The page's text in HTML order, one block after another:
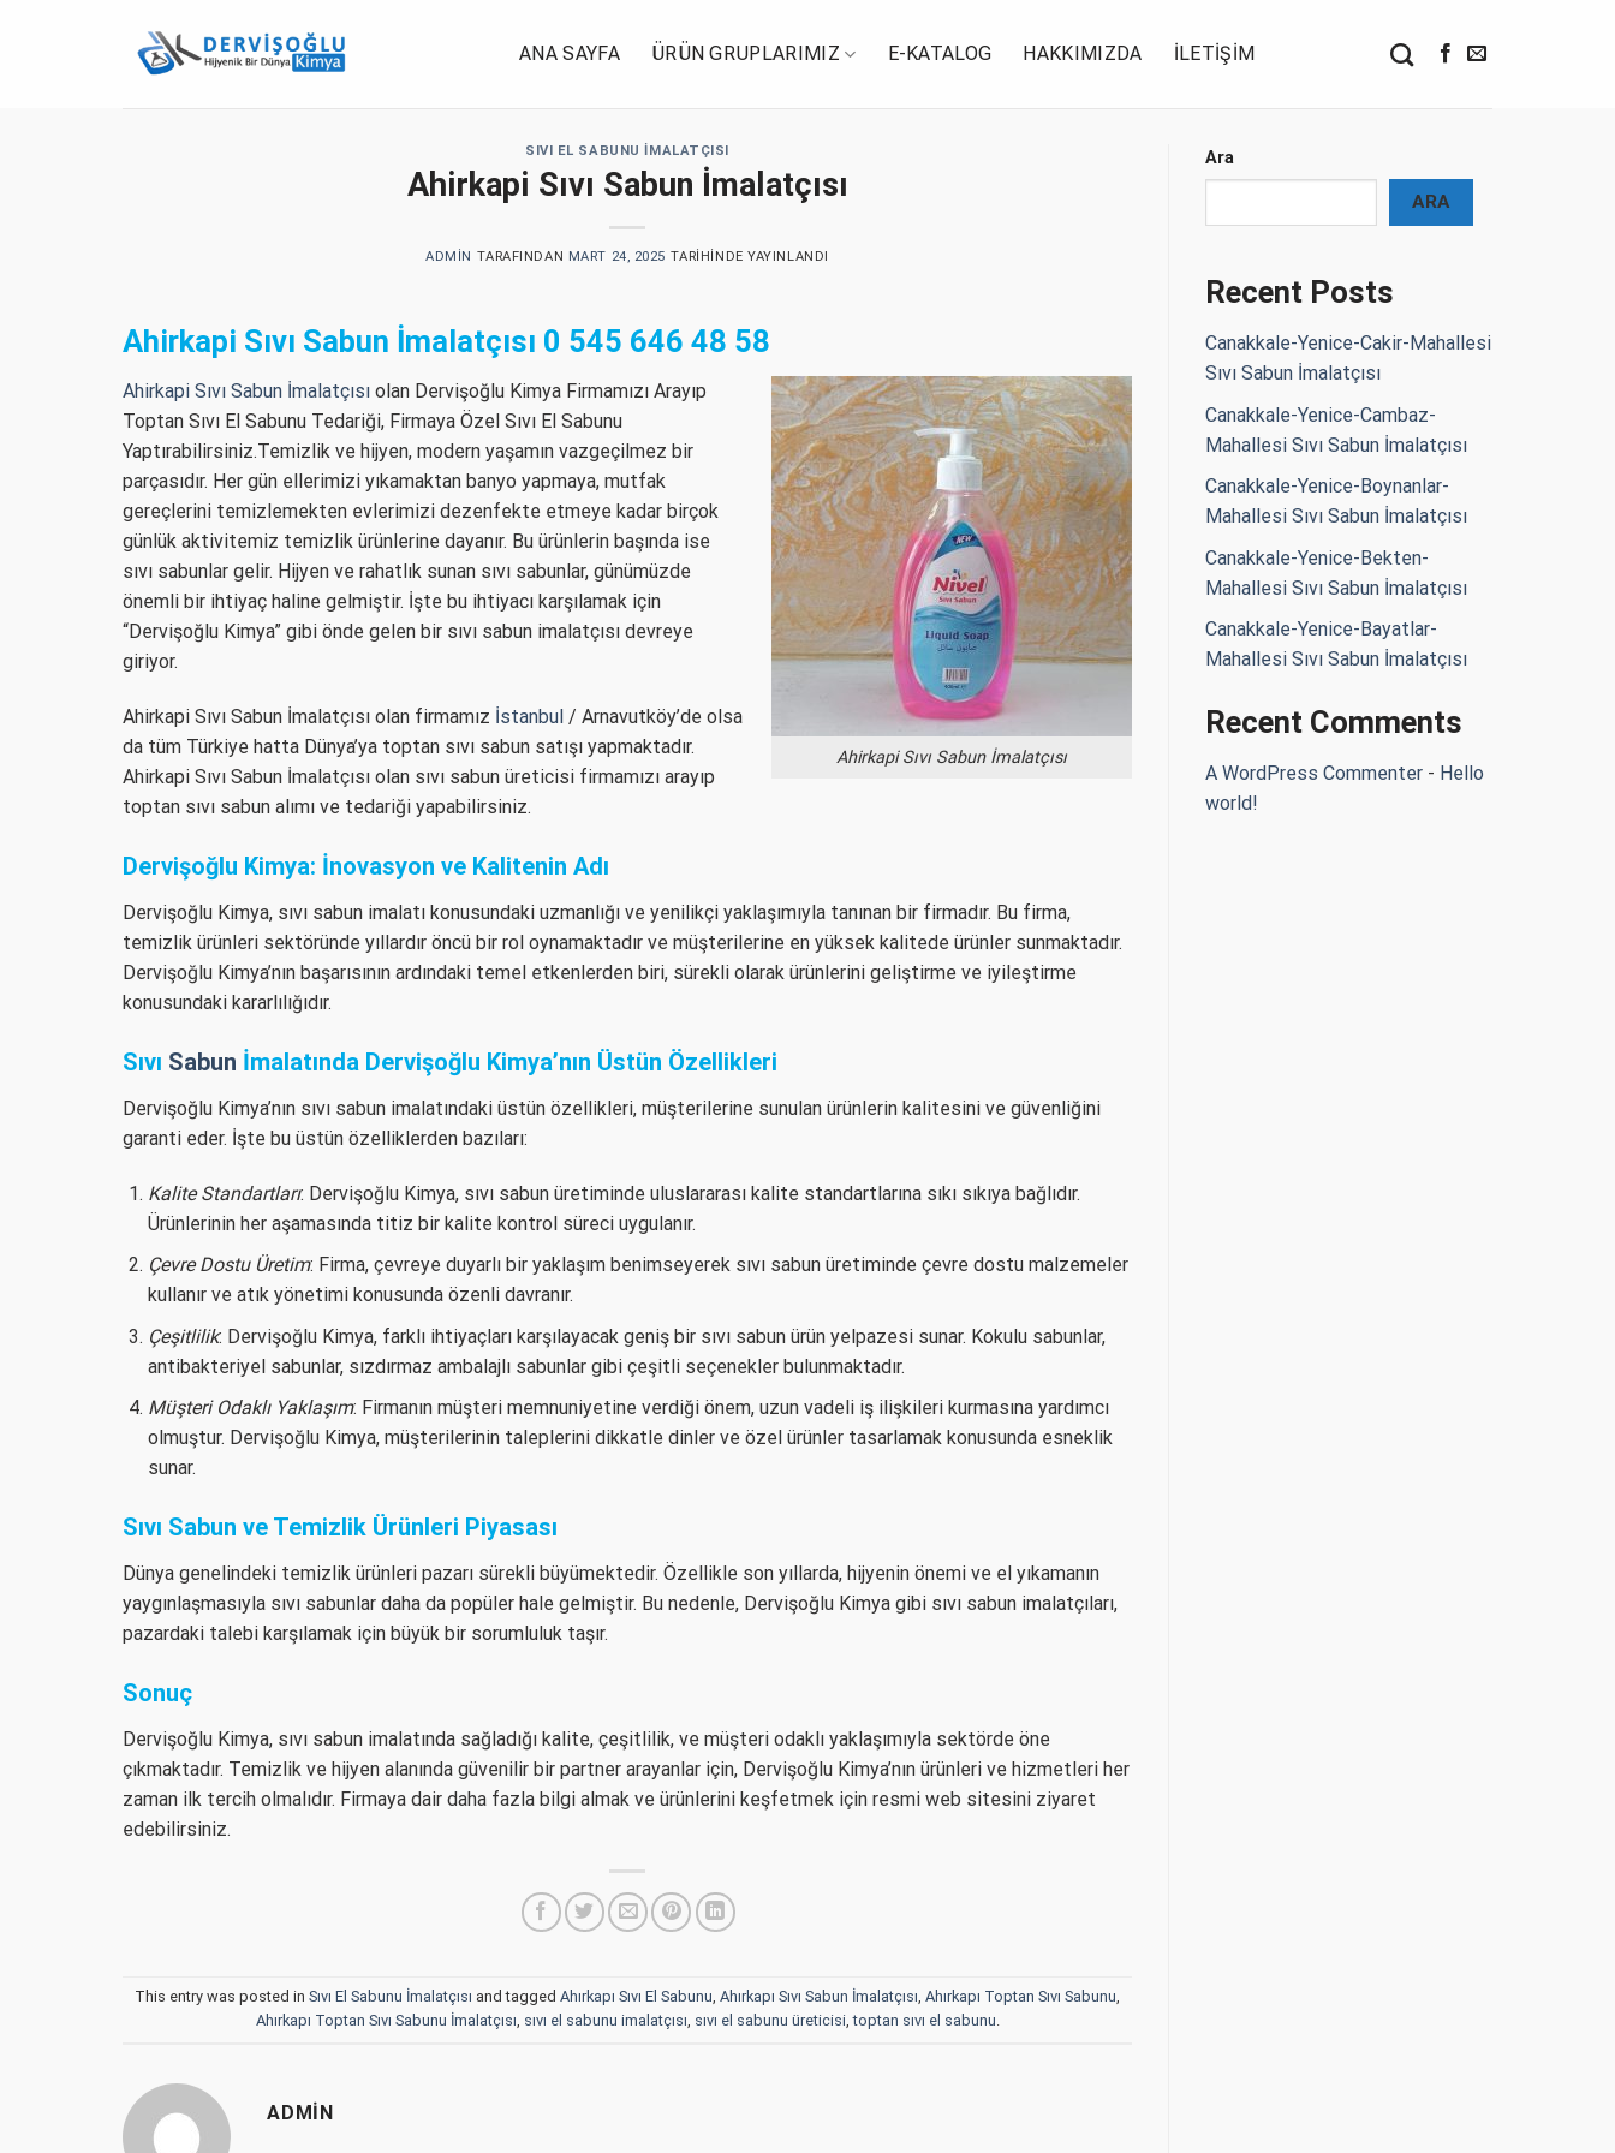
ANA SAYFA ÜRÜN GRUPLARIMIZ E-KATALOG HAKKIMIZDA İLETIŞIM
SIVI EL SABUNU İMALATÇISI
Ahirkapi Sıvı Sabun İmalatçısı
ADMIN TARAFINDAN MART 24, 2025 TARIHINDE YAYINLANDI
Ahirkapi Sıvı Sabun İmalatçısı 0 545 646 48 58
Ahirkapi Sıvı Sabun İmalatçısı
Ahirkapi Sıvı Sabun İmalatçısı olan Dervişoğlu Kimya Firmamızı Arayıp
Toptan Sıvı El Sabunu Tedariği, Firmaya Özel Sıvı El Sabunu
Yaptırabilirsiniz.Temizlik ve hijyen, modern yaşamın vazgeçilmez bir
parçasıdır. Her gün ellerimizi yıkamaktan banyo yapmaya, mutfak
gereçlerini temizlemekten evlerimizi dezenfekte etmeye kadar birçok
günlük aktivitemiz temizlik ürünlerine dayanır. Bu ürünlerin başında ise
sıvı sabunlar gelir. Hijyen ve rahatlık sunan sıvı sabunlar, günümüzde
önemli bir ihtiyaç haline gelmiştir. İşte bu ihtiyacı karşılamak için
“Dervişoğlu Kimya” gibi önde gelen bir sıvı sabun imalatçısı devreye
giriyor.
Ahirkapi Sıvı Sabun İmalatçısı olan firmamız İstanbul / Arnavutköy’de olsa
da tüm Türkiye hatta Dünya’ya toptan sıvı sabun satışı yapmaktadır.
Ahirkapi Sıvı Sabun İmalatçısı olan sıvı sabun üreticisi firmamızı arayıp
toptan sıvı sabun alımı ve tedariği yapabilirsiniz.
Dervişoğlu Kimya: İnovasyon ve Kalitenin Adı
Dervişoğlu Kimya, sıvı sabun imalatı konusundaki uzmanlığı ve yenilikçi yaklaşımıyla tanınan bir firmadır. Bu firma,
temizlik ürünleri sektöründe yıllardır öncü bir rol oynamaktadır ve müşterilerine en yüksek kalitede ürünler sunmaktadır.
Dervişoğlu Kimya’nın başarısının ardındaki temel etkenlerden biri, sürekli olarak ürünlerini geliştirme ve iyileştirme
konusundaki kararlılığıdır.
Sıvı Sabun İmalatında Dervişoğlu Kimya’nın Üstün Özellikleri
Dervişoğlu Kimya’nın sıvı sabun imalatındaki üstün özellikleri, müşterilerine sunulan ürünlerin kalitesini ve güvenliğini
garanti eder. İşte bu üstün özelliklerden bazıları:
Kalite Standartları: Dervişoğlu Kimya, sıvı sabun üretiminde uluslararası kalite standartlarına sıkı sıkıya bağlıdır.
Ürünlerinin her aşamasında titiz bir kalite kontrol süreci uygulanır.
Çevre Dostu Üretim: Firma, çevreye duyarlı bir yaklaşım benimseyerek sıvı sabun üretiminde çevre dostu malzemeler
kullanır ve atık yönetimi konusunda özenli davranır.
Çeşitlilik: Dervişoğlu Kimya, farklı ihtiyaçları karşılayacak geniş bir sıvı sabun ürün yelpazesi sunar. Kokulu sabunlar,
antibakteriyel sabunlar, sızdırmaz ambalajlı sabunlar gibi çeşitli seçenekler bulunmaktadır.
Müşteri Odaklı Yaklaşım: Firmanın müşteri memnuniyetine verdiği önem, uzun vadeli iş ilişkileri kurmasına yardımcı
olmuştur. Dervişoğlu Kimya, müşterilerinin taleplerini dikkatle dinler ve özel ürünler tasarlamak konusunda esneklik
sunar.
Sıvı Sabun ve Temizlik Ürünleri Piyasası
Dünya genelindeki temizlik ürünleri pazarı sürekli büyümektedir. Özellikle son yıllarda, hijyenin önemi ve el yıkamanın
yaygınlaşmasıyla sıvı sabunlar daha da popüler hale gelmiştir. Bu nedenle, Dervişoğlu Kimya gibi sıvı sabun imalatçıları,
pazardaki talebi karşılamak için büyük bir sorumluluk taşır.
Sonuç
Dervişoğlu Kimya, sıvı sabun imalatında sağladığı kalite, çeşitlilik, ve müşteri odaklı yaklaşımıyla sektörde öne
çıkmaktadır. Temizlik ve hijyen alanında güvenilir bir partner arayanlar için, Dervişoğlu Kimya’nın ürünleri ve hizmetleri her
zaman ilk tercih olmalıdır. Firmaya dair daha fazla bilgi almak ve ürünlerini keşfetmek için resmi web sitesini ziyaret
edebilirsiniz.
This entry was posted in Sıvı El Sabunu İmalatçısı and tagged Ahırkapı Sıvı El Sabunu, Ahırkapı Sıvı Sabun İmalatçısı, Ahırkapı Toptan Sıvı Sabunu,
Ahırkapı Toptan Sıvı Sabunu İmalatçısı, sıvı el sabunu imalatçısı, sıvı el sabunu üreticisi,toptan sıvı el sabunu.
ADMIN
Ara
ARA
Recent Posts
Canakkale-Yenice-Cakir-Mahallesi
Sıvı Sabun İmalatçısı
Canakkale-Yenice-Cambaz-
Mahallesi Sıvı Sabun İmalatçısı
Canakkale-Yenice-Boynanlar-
Mahallesi Sıvı Sabun İmalatçısı
Canakkale-Yenice-Bekten-
Mahallesi Sıvı Sabun İmalatçısı
Canakkale-Yenice-Bayatlar-
Mahallesi Sıvı Sabun İmalatçısı
Recent Comments
A WordPress Commenter - Hello
world!